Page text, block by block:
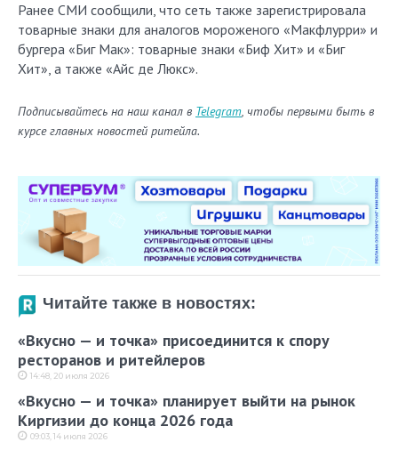
Ранее СМИ сообщили, что сеть также зарегистрировала
товарные знаки для аналогов мороженого «Макфлурри» и
бургера «Биг Мак»: товарные знаки «Биф Хит» и «Биг
Хит», а также «Айс де Люкс».
Подписывайтесь на наш канал в Telegram, чтобы первыми быть в
курсе главных новостей ритейла.
Читайте также в новостях:
«Вкусно — и точка» присоединится к спору
ресторанов и ритейлеров
14:48, 20 июля 2026
«Вкусно — и точка» планирует выйти на рынок
Киргизии до конца 2026 года
09:03, 14 июля 2026